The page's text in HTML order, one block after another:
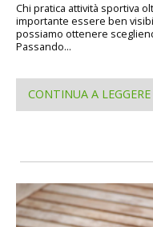
Chi pratica attività sportiva
importante essere ben
possiamo ottenere
Passando...
CONTINUA A LEGGERE